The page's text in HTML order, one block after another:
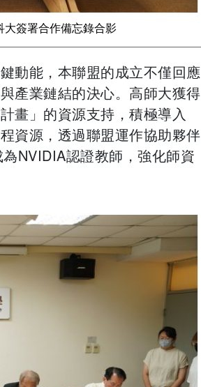
簽署合作備忘錄合影
動能，本聯盟的成立不僅回應
產業鏈結的決心。高師大獲得
畫」的資源支持，積極導入
資源，透過聯盟運作協助夥伴
NVIDIA認證教師，強化師資